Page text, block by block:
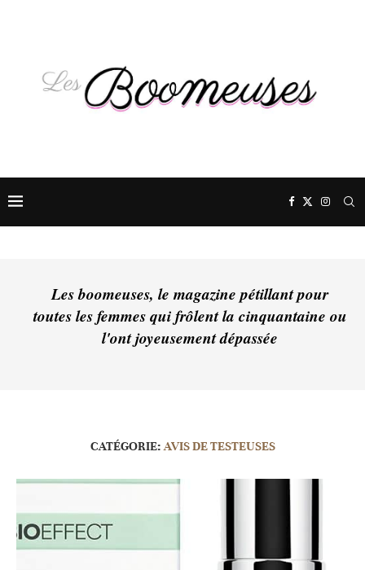
Les boomeuses, le magazine pétillant pour
toutes les femmes qui frôlent la cinquantaine ou
l'ont joyeusement dépassée
CATÉGORIE: AVIS DE TESTEUSES